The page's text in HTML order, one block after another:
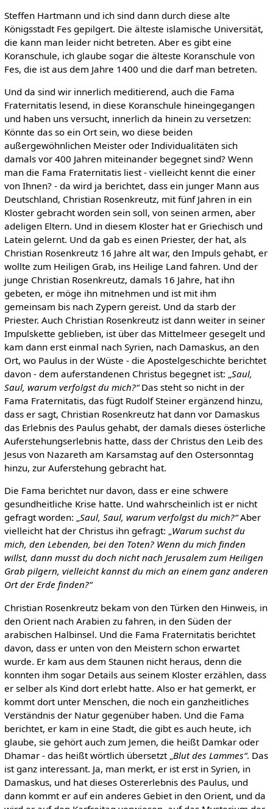
Steffen Hartmann und ich sind dann durch diese alte
Königsstadt Fes gepilgert. Die älteste islamische Universität,
die kann man leider nicht betreten. Aber es gibt eine
Koranschule, ich glaube sogar die älteste Koranschule von
Fes, die ist aus dem Jahre 1400 und die darf man betreten.
Und da sind wir innerlich meditierend, auch die Fama
Fraternitatis lesend, in diese Koranschule hineingegangen
und haben uns versucht, innerlich da hinein zu versetzen:
Könnte das so ein Ort sein, wo diese beiden
außergewöhnlichen Meister oder Individualitäten sich
damals vor 400 Jahren miteinander begegnet sind? Wenn
man die Fama Fraternitatis liest - vielleicht kennt die einer
von Ihnen? - da wird ja berichtet, dass ein junger Mann aus
Deutschland, Christian Rosenkreutz, mit fünf Jahren in ein
Kloster gebracht worden sein soll, von seinen armen, aber
adeligen Eltern. Und in diesem Kloster hat er Griechisch und
Latein gelernt. Und da gab es einen Priester, der hat, als
Christian Rosenkreutz 16 Jahre alt war, den Impuls gehabt, er
wollte zum Heiligen Grab, ins Heilige Land fahren. Und der
junge Christian Rosenkreutz, damals 16 Jahre, hat ihn
gebeten, er möge ihn mitnehmen und ist mit ihm
gemeinsam bis nach Zypern gereist. Und da starb der
Priester. Auch Christian Rosenkreutz ist dann weiter in seiner
Impulskette geblieben, ist über das Mittelmeer gesegelt und
kam dann erst einmal nach Syrien, nach Damaskus, an den
Ort, wo Paulus in der Wüste - die Apostelgeschichte berichtet
davon - dem auferstandenen Christus begegnet ist: „Saul,
Saul, warum verfolgst du mich?“Das steht so nicht in der
Fama Fraternitatis, das fügt Rudolf Steiner ergänzend hinzu,
dass er sagt, Christian Rosenkreutz hat dann vor Damaskus
das Erlebnis des Paulus gehabt, der damals dieses österliche
Auferstehungserlebnis hatte, dass der Christus den Leib des
Jesus von Nazareth am Karsamstag auf den Ostersonntag
hinzu, zur Auferstehung gebracht hat.
Die Fama berichtet nur davon, dass er eine schwere
gesundheitliche Krise hatte. Und wahrscheinlich ist er nicht
gefragt worden: „Saul, Saul, warum verfolgst du mich?“Aber
vielleicht hat der Christus ihn gefragt: „Warum suchst du
mich, den Lebenden, bei den Toten? Wenn du mich finden
willst, dann musst du doch nicht nach Jerusalem zum Heiligen
Grab pilgern, vielleicht kannst du mich an einem ganz anderen
Ort der Erde finden?“
Christian Rosenkreutz bekam von den Türken den Hinweis, in
den Orient nach Arabien zu fahren, in den Süden der
arabischen Halbinsel. Und die Fama Fraternitatis berichtet
davon, dass er unten von den Meistern schon erwartet
wurde. Er kam aus dem Staunen nicht heraus, denn die
konnten ihm sogar Details aus seinem Kloster erzählen, dass
er selber als Kind dort erlebt hatte. Also er hat gemerkt, er
kommt dort unter Menschen, die noch ein ganzheitliches
Verständnis der Natur gegenüber haben. Und die Fama
berichtet, er kam in eine Stadt, die gibt es auch heute, ich
glaube, sie gehört auch zum Jemen, die heißt Damkar oder
Dhamar - das heißt wörtlich übersetzt „ Blut des Lammes“. Das
ist ganz interessant. Ja, man merkt, er ist erst in Syrien, in
Damaskus, und hat dieses Ostererlebnis des Paulus, und
dann kommt er auf ein anderes Gebiet in den Orient, und da